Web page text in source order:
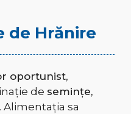
de Hrănire
oportunist,
de semințe,
. Alimentația sa